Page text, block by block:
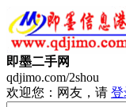
即墨二手网
qdjimo.com/2shou
欢迎您：网友，请 登